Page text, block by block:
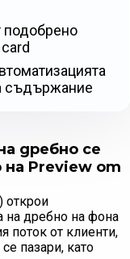
дребно се
на Preview от
открои
на дребно на фона
поток от клиенти,
пазари, като
подобрено
съдържание